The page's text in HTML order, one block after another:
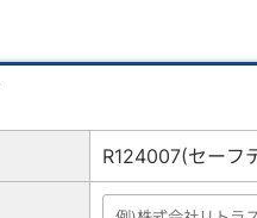
R124007(セーフ